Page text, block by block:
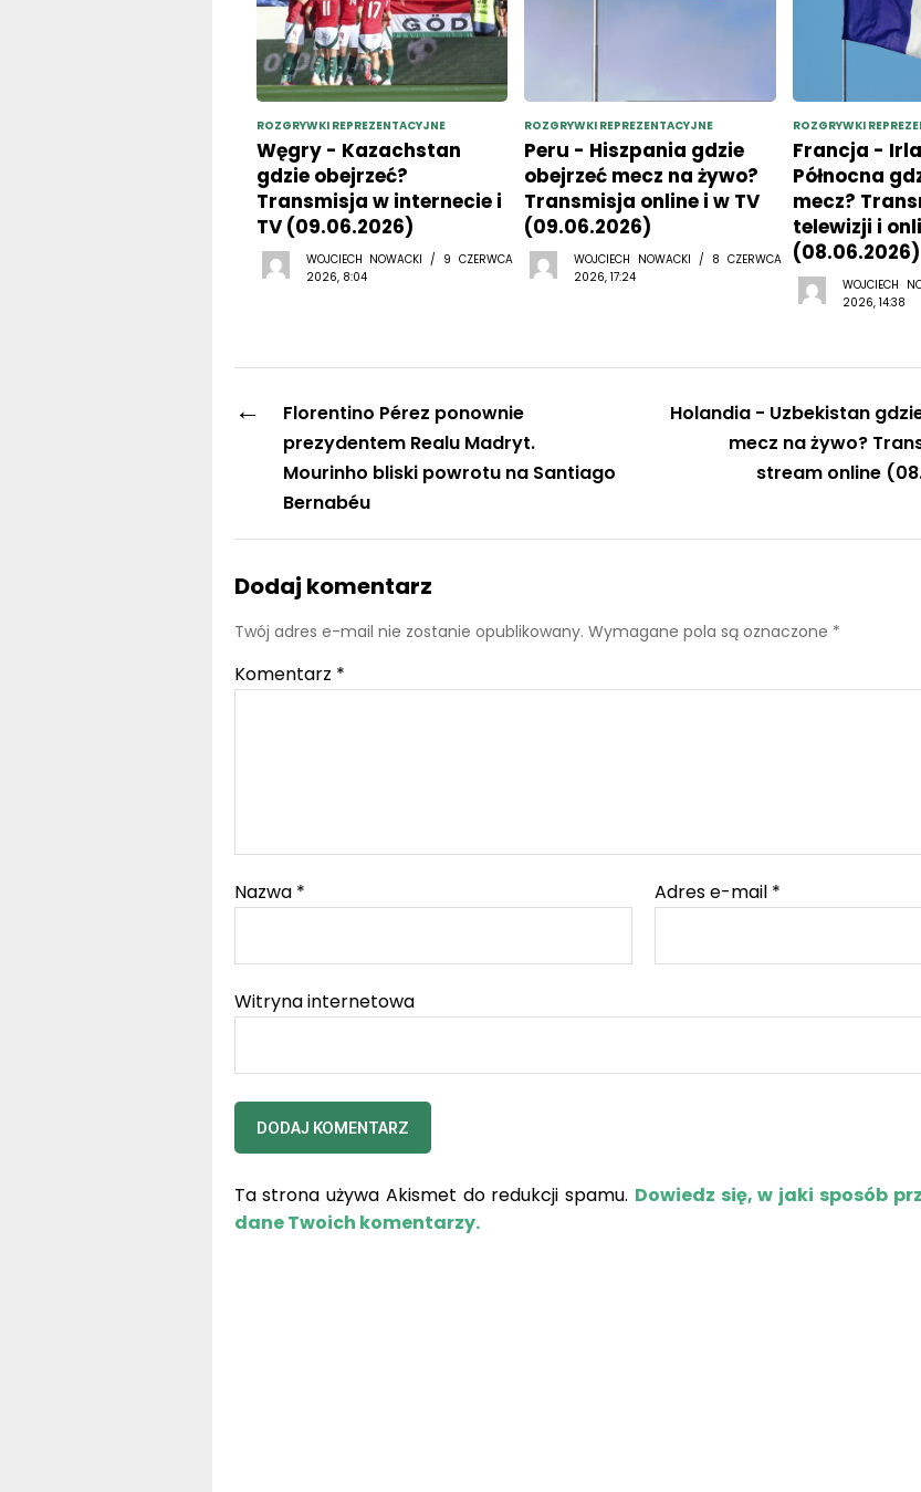
ROZGRYWKI REPREZENTACYJNE
Węgry - Kazachstan
gdzie obejrzeć?
Transmisja w internecie i
TV (09.06.2026)
WOJCIECH NOWACKI / 9 CZERWCA
2026, 8:04
ROZGRYWKI REPREZENTACYJNE
Peru - Hiszpania gdzie
obejrzeć mecz na żywo?
Transmisja online i w TV
(09.06.2026)
WOJCIECH NOWACKI / 8 CZERWCA
2026, 17:24
ROZGRYWKI
Francja -
Północna
mecz?
telewizji i
(08.06.2026)
WOJCIECH
2026, 14:38
←
Florentino Pérez ponownie
prezydentem Realu Madryt.
Mourinho bliski powrotu na Santiago
Bernabéu
Holandia - Uzbekistan
mecz na żywo?
stream online
Dodaj komentarz
Twój adres e-mail nie zostanie opublikowany. Wymagane pola są oznaczone *
Komentarz *
Nazwa * Adres e-mail *
Witryna internetowa
Ta strona używa Akismet do redukcji spamu. Dowiedz się, w jaki sposób
dane Twoich komentarzy.